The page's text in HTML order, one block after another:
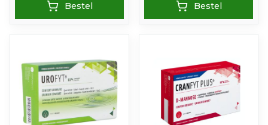
Bestel Bestel